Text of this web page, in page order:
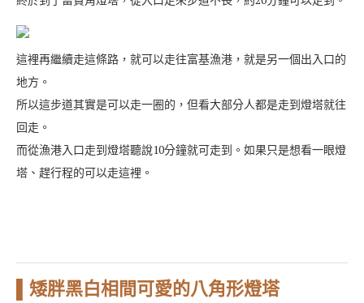
這裡再繼續走這條路，就可以走往富基漁港，就是另一個出入口的
地方。
所以這步道其實是可以走一圈的，但看大部分人都是走到燈塔就往
回走。
而從漁港入口走到燈塔聽說10分鐘就可走到。如果只是想看一眼燈
塔、趕行程的可以走這裡。
▌矮胖黑白相間可愛的八角形燈塔